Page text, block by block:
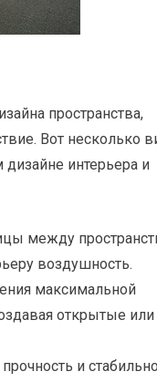
пространства,
Вот несколько
интерьера и
между
воздушность.
максимальной
открытые или
и